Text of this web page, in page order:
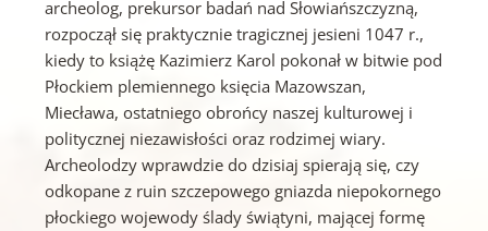
archeolog, prekursor badań nad Słowiańszczyzną,
rozpoczął się praktycznie tragicznej jesieni 1047 r.,
kiedy to książę Kazimierz Karol pokonał w bitwie pod
Płockiem plemiennego księcia Mazowszan,
Miecława, ostatniego obrońcy naszej kulturowej i
politycznej niezawisłości oraz rodzimej wiary.
Archeolodzy wprawdzie do dzisiaj spierają się, czy
odkopane z ruin szczepowego gniazda niepokornego
płockiego wojewody ślady świątyni, mającej formę